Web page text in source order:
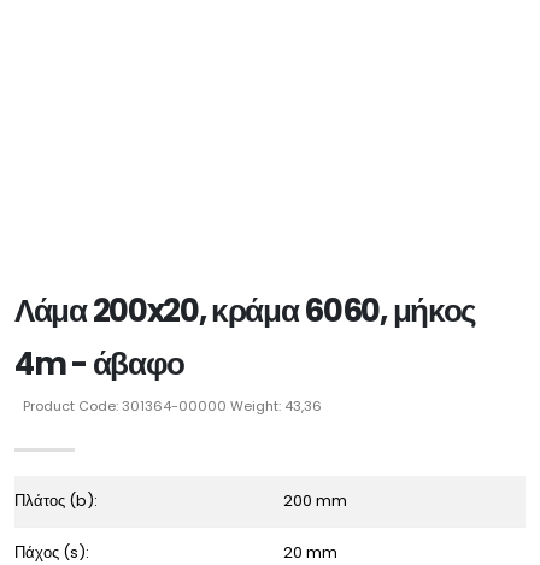
Λάμα 200x20, κράμα 6060, μήκος
4m - άβαφο
Product Code: 301364-00000 Weight: 43,36
Πλάτος (b): 200 mm
Πάχος (s): 20 mm